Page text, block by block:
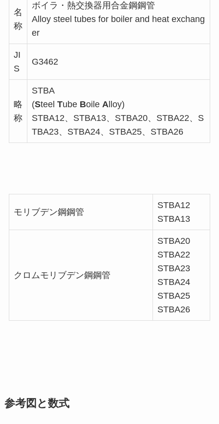
名
称
ボイラ・熱交換器用合金鋼鋼管
Alloy steel tubes for boiler and heat exchang
er
JI
S
G3462
略
称
STBA
(Steel Tube Boile Alloy)
STBA12、STBA13、STBA20、STBA22、S
TBA23、STBA24、STBA25、STBA26
モリブデン鋼鋼管
STBA12
STBA13
クロムモリブデン鋼鋼管
STBA20
STBA22
STBA23
STBA24
STBA25
STBA26
参考図と数式